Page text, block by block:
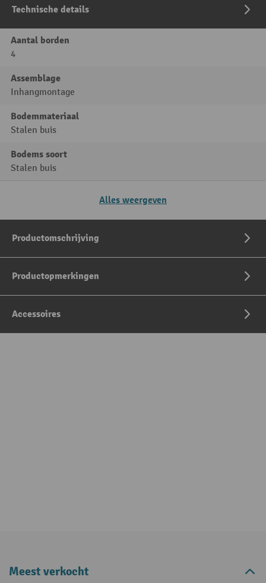
Technische details
Aantal borden
4
Assemblage
Inhangmontage
Bodemmateriaal
Stalen buis
Bodems soort
Stalen buis
Alles weergeven
Productomschrijving
Productopmerkingen
Accessoires
Meest verkocht